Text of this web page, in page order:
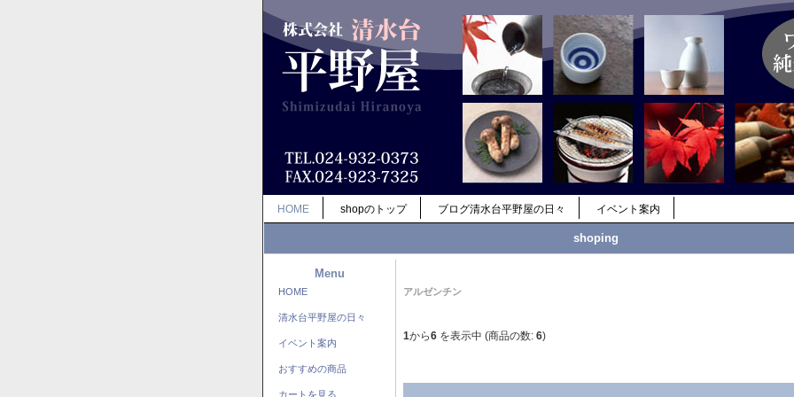
HOME shopのトップ ブログ清水台平野屋の日々 イベント案内
shoping
Menu
HOME
清水台平野屋の日々
イベント案内
おすすめの商品
カートを見る
アルゼンチン
1から6 を表示中 (商品の数: 6)